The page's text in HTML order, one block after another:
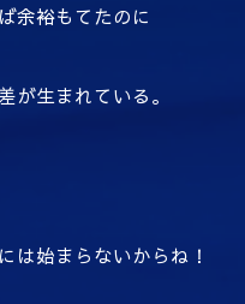
余裕もてたのに
が生まれている。
は始まらないからね！